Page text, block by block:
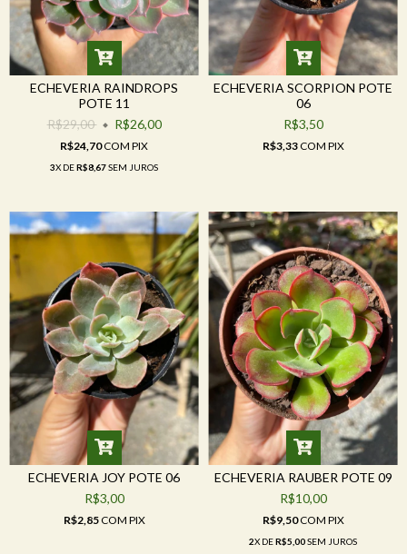
ECHEVERIA RAINDROPS
POTE 11
R$29,00
R$26,00
R$24,70COM PIX
3X DER$8,67SEM JUROS
ECHEVERIA SCORPION POTE
06
R$3,50
R$3,33COM PIX
ECHEVERIA JOY POTE 06
R$3,00
R$2,85COM PIX
ECHEVERIA RAUBER POTE 09
R$10,00
R$9,50COM PIX
2X DER$5,00SEM JUROS